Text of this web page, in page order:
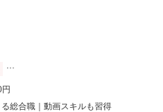
総合職｜動画スキルも習得